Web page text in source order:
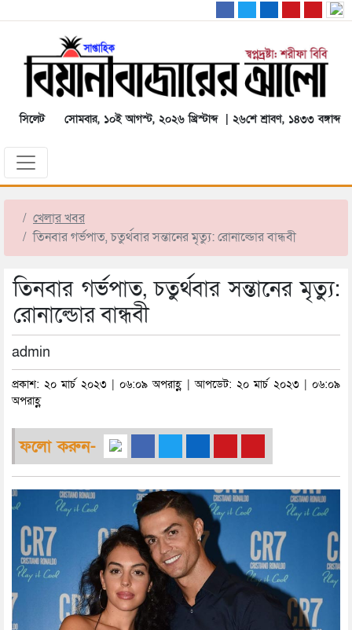
সিলেট সোমবার, ১০ই আগস্ট, ২০২৬ খ্রিস্টাব্দ | ২৬শে শ্রাবণ, ১৪৩৩ বঙ্গাব্দ
খেলার খবর
তিনবার গর্ভপাত, চতুর্থবার সন্তানের মৃত্যু: রোনাল্ডোর বান্ধবী
তিনবার গর্ভপাত, চতুর্থবার সন্তানের মৃত্যু:
রোনাল্ডোর বান্ধবী
admin
প্রকাশ: ২০ মার্চ ২০২৩ | ০৬:০৯ অপরাহ্ণ | আপডেট: ২০ মার্চ ২০২৩ | ০৬:০৯
অপরাহ্ণ
ফলো করুন-